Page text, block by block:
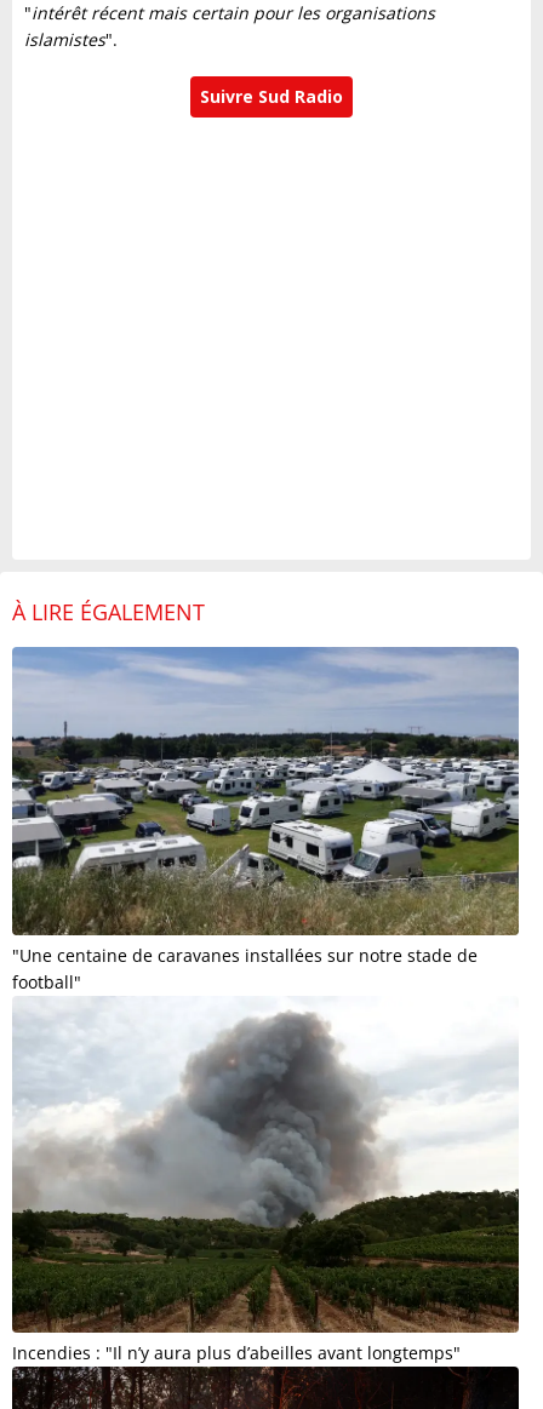
"intérêt récent mais certain pour les organisations
islamistes".
Suivre Sud Radio
À LIRE ÉGALEMENT
"Une centaine de caravanes installées sur notre stade de
football"
Incendies : "Il n’y aura plus d’abeilles avant longtemps"